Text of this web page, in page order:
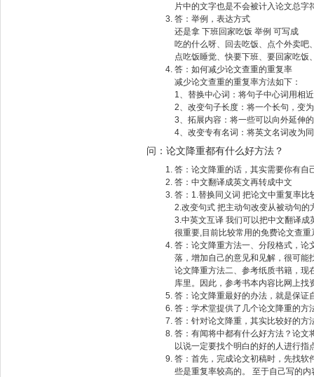
片中的文字也是不会被计入论文总字
答：举例，表达方式
还是拿 下班回家吃饭 举例 可写成
吃的什么呀、回去吃饭、点个外卖吧
点吃饭睡觉、快要下班、要回家吃
答：如何减少论文查重的重复率
减少论文查重的重复率方法如下：
1、替换中心词：将句子中心词用相
2、改变句子长度：将一个长句，变
3、拓展内容：将一些可以向外延伸
4、改变专有名词：将英文名词改为
问：论文降重都有什么好方法？
答：论文降重的话，其实需要你有自
答：中文翻译成英文再转成中文
答：1.替换同义词 把论文中重复率
2.改变句式 把主动句改变从被动句
3.中英文互译 我们可以把中文翻译
很重要,目前比较常用的免费论文查
答：论文降重方法一、分段格式，论
落，增加自己的意见和见解，很可能
论文降重方法二、参考纸质书籍，现
库里。因此，参考书本内容比网上找
答：论文降重最好的办法，就是保证
答：学术堂提供了几个论文降重的方
答：针对论文降重，其实比较好的方
答：有闻将中都有什么好方法？论文
以说一定要找个明白的好的人进行指
答：首先，完成论文初稿时，先找软
些是重复率较高的。 至于自己写的